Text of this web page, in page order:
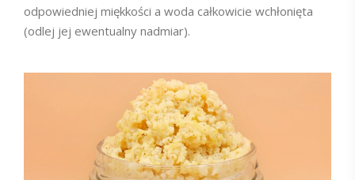
odpowiedniej miękkości a woda całkowicie wchłonięta
(odlej jej ewentualny nadmiar).